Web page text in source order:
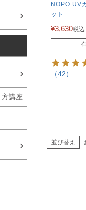
方講座
NOPO UV
ット
¥3,630税込
（42）
並び替え